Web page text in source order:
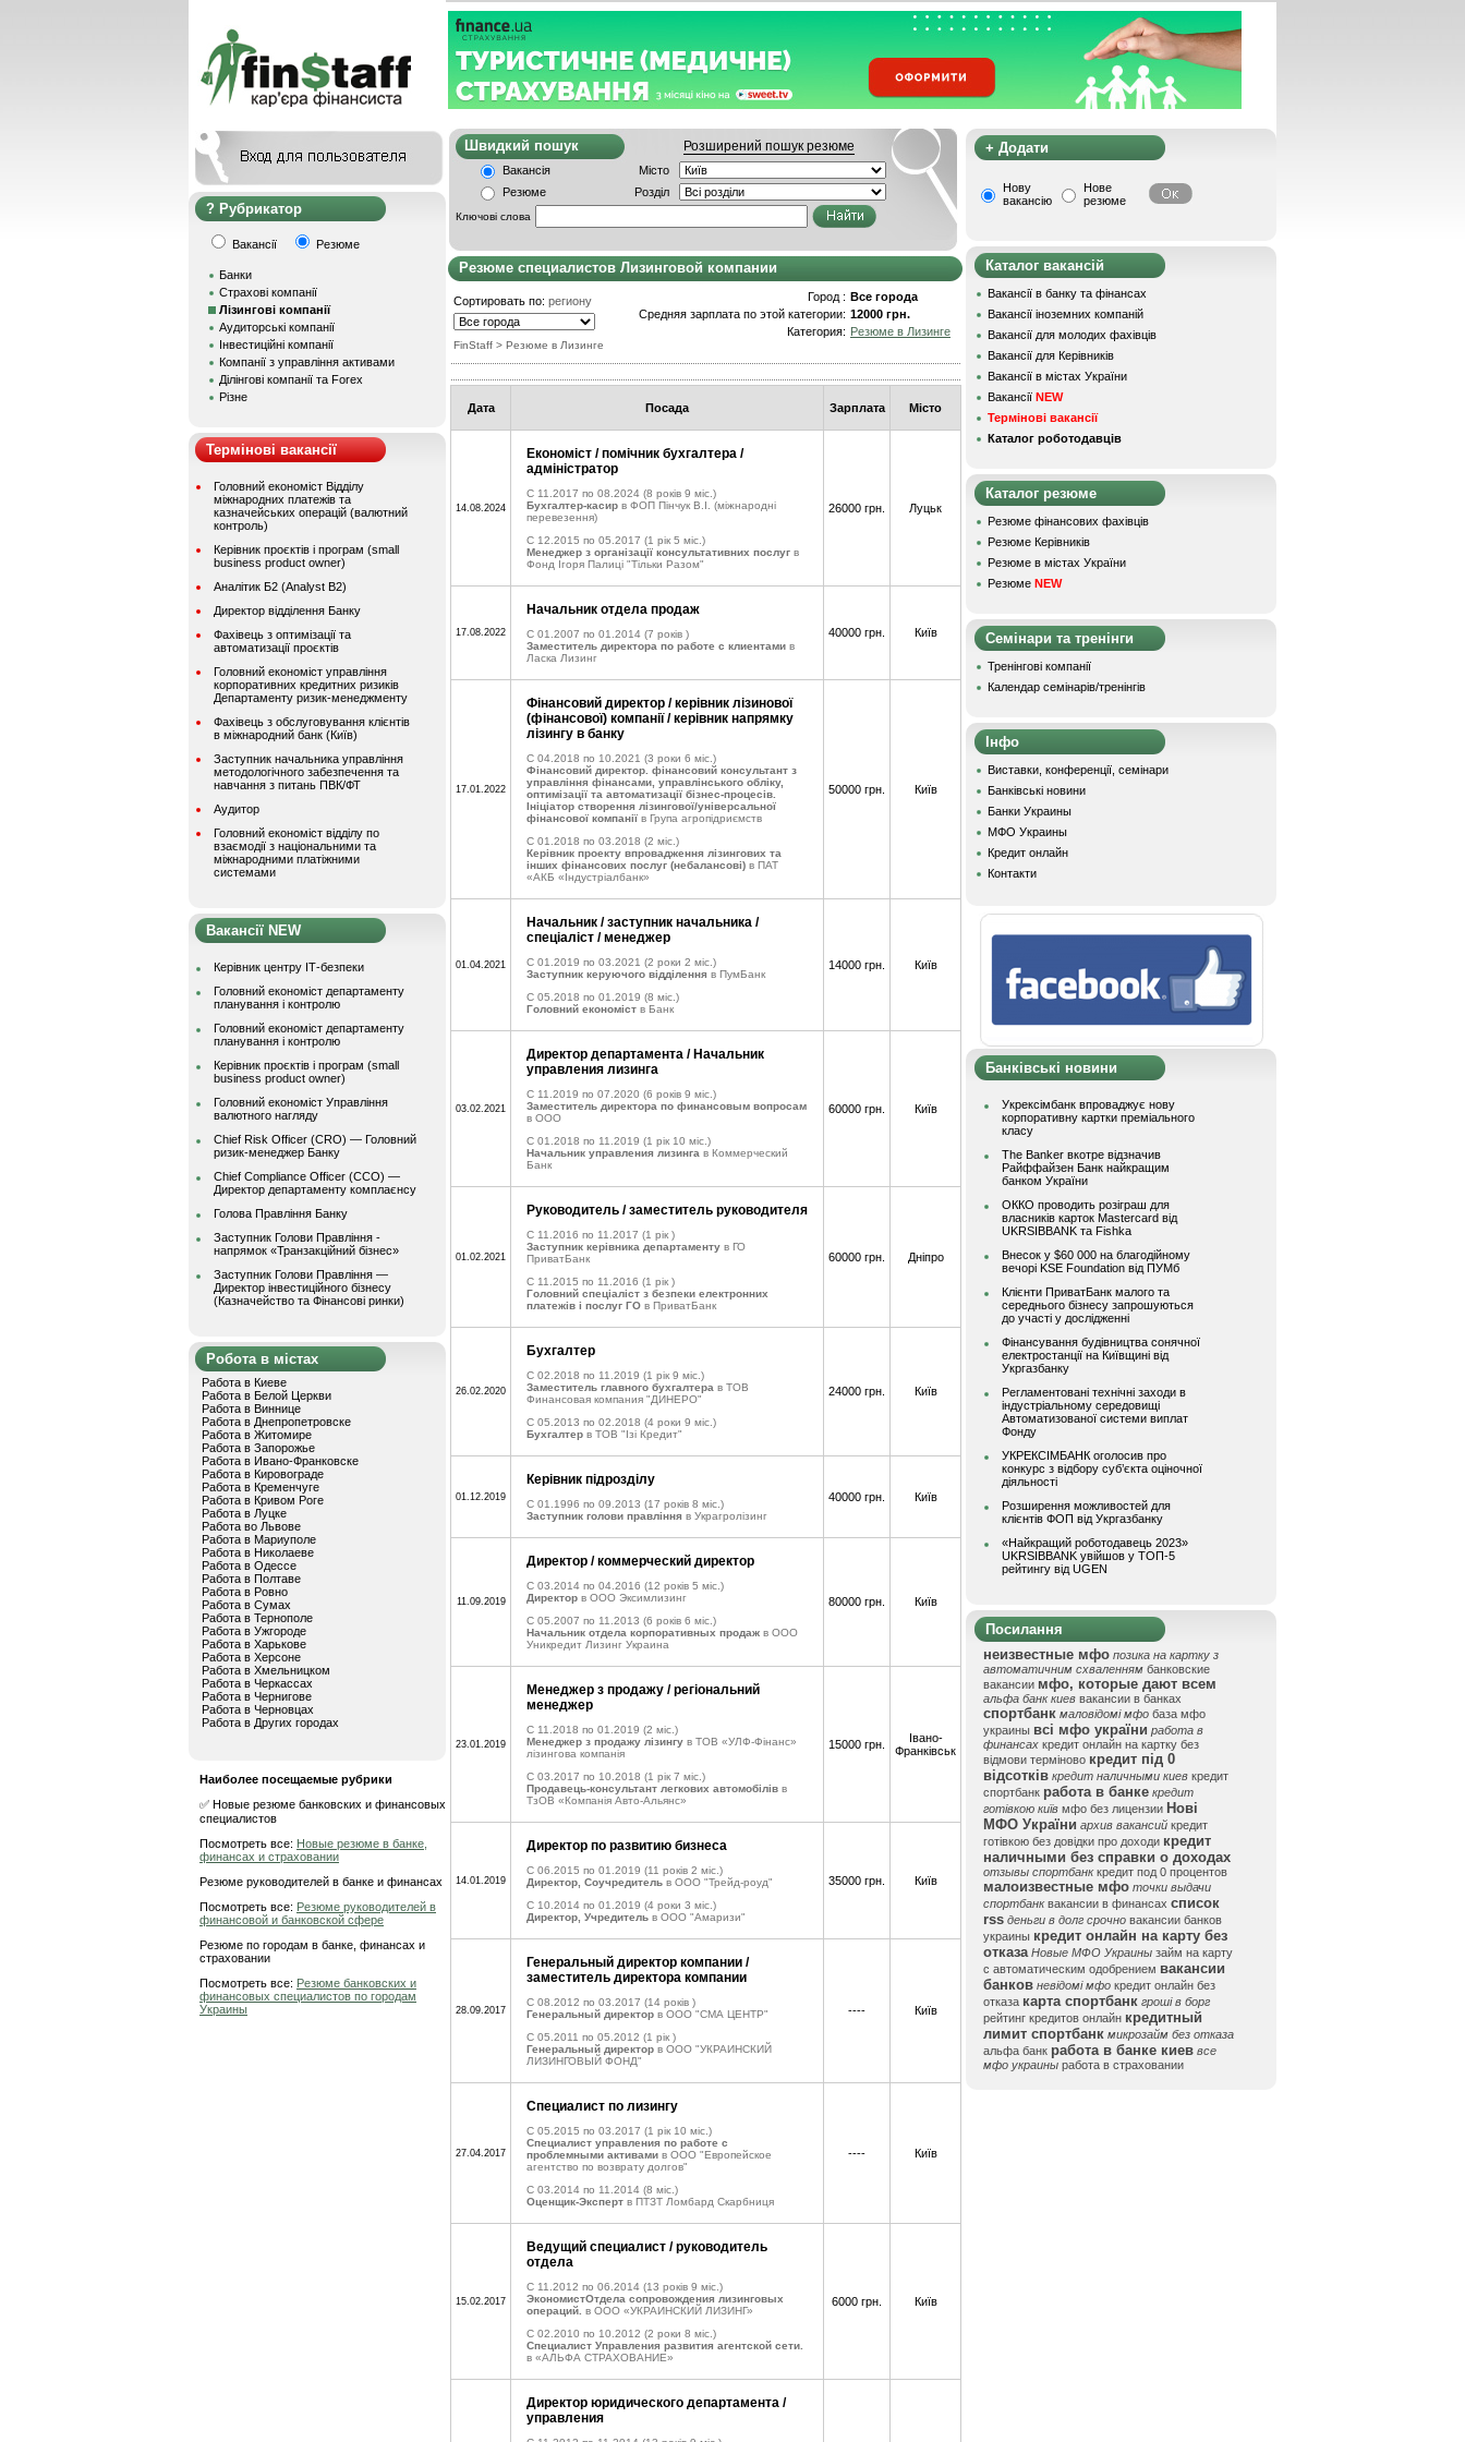
Рубрикатор
Вакансії Резюме
Банки
Страхові компанії
Лізингові компанії
Аудиторські компанії
Інвестиційні компанії
Компанії з управління активами
Ділінгові компанії та Forex
Різне
Термінові вакансії
Головний економіст Відділу
міжнародних платежів та
казначейських операцій (валютний
контроль)
Керівник проєктів і програм (small
business product owner)
Аналітик Б2 (Analyst B2)
Директор відділення Банку
Фахівець з оптимізації та
автоматизації проєктів
Головний економіст управління
корпоративних кредитних ризиків
Департаменту ризик-менеджменту
Фахівець з обслуговування клієнтів
в міжнародний банк (Київ)
Заступник начальника управління
методологічного забезпечення та
навчання з питань ПВК/ФТ
Аудитор
Головний економіст відділу по
взаємодії з національними та
міжнародними платіжними
системами
Вакансії NEW
Керівник центру ІТ-безпеки
Головний економіст департаменту
планування і контролю
Головний економіст департаменту
планування і контролю
Керівник проєктів і програм (small
business product owner)
Головний економіст Управління
валютного нагляду
Chief Risk Officer (CRO) — Головний
ризик-менеджер Банку
Chief Compliance Officer (CCO) —
Директор департаменту комплаєнсу
Голова Правління Банку
Заступник Голови Правління -
напрямок «Транзакційний бізнес»
Заступник Голови Правління —
Директор інвестиційного бізнесу
(Казначейство та Фінансові ринки)
Робота в містах
Работа в Киеве
Работа в Белой Церкви
Работа в Виннице
Работа в Днепропетровске
Работа в Житомире
Работа в Запорожье
Работа в Ивано-Франковске
Работа в Кировограде
Работа в Кременчуге
Работа в Кривом Роге
Работа в Луцке
Работа во Львове
Работа в Мариуполе
Работа в Николаеве
Работа в Одессе
Работа в Полтаве
Работа в Ровно
Работа в Сумах
Работа в Тернополе
Работа в Ужгороде
Работа в Харькове
Работа в Херсоне
Работа в Хмельницком
Работа в Черкассах
Работа в Чернигове
Работа в Черновцах
Работа в Других городах
Наиболее посещаемые рубрики
✅ Новые резюме банковских и финансовых
специалистов
Посмотреть все: Новые резюме в банке,
финансах и страховании
Резюме руководителей в банке и финансах
Посмотреть все: Резюме руководителей в
финансовой и банковской сфере
Резюме по городам в банке, финансах и
страховании
Посмотреть все: Резюме банковских и
финансовых специалистов по городам
Украины
Швидкий пошук Розширений пошук резюме
Вакансія
Місто
Резюме
Розділ
Ключові слова
Резюме специалистов Лизинговой компании
Сортировать по: региону
FinStaff > Резюме в Лизинге
Город : Все города
Средняя зарплата по этой категории: 12000 грн.
Категория: Резюме в Лизинге
Дата Посада Зарплата Місто
14.08.2024
Економіст / помічник бухгалтера /
адміністратор
C 11.2017 по 08.2024 (8 років 9 міс.)
Бухгалтер-касир в ФОП Пінчук В.І. (міжнародні
перевезення)
C 12.2015 по 05.2017 (1 рік 5 міс.)
Менеджер з організації консультативних послуг в
Фонд Ігоря Палиці "Тільки Разом"
26000 грн. Луцьк
17.08.2022
Начальник отдела продаж
C 01.2007 по 01.2014 (7 років )
Заместитель директора по работе с клиентами в
Ласка Лизинг
40000 грн. Київ
17.01.2022
Фінансовий директор / керівник лізинової
(фінансової) компанії / керівник напрямку
лізингу в банку
C 04.2018 по 10.2021 (3 роки 6 міс.)
Фінансовий директор. фінансовий консультант з
управління фінансами, управлінського обліку,
оптимізації та автоматизації бізнес-процесів.
Ініціатор створення лізингової/універсальної
фінансової компанії в Група агропідриємств
C 01.2018 по 03.2018 (2 міс.)
Керівник проекту впровадження лізингових та
інших фінансових послуг (небалансові) в ПАТ
«АКБ «Індустріалбанк»
50000 грн. Київ
01.04.2021
Начальник / заступник начальника /
спеціаліст / менеджер
C 01.2019 по 03.2021 (2 роки 2 міс.)
Заступник керуючого відділення в ПумБанк
C 05.2018 по 01.2019 (8 міс.)
Головний економіст в Банк
14000 грн. Київ
03.02.2021
Директор департамента / Начальник
управления лизинга
C 11.2019 по 07.2020 (6 років 9 міс.)
Заместитель директора по финансовым вопросам
в ООО
C 01.2018 по 11.2019 (1 рік 10 міс.)
Начальник управления лизинга в Коммерческий
Банк
60000 грн. Київ
01.02.2021
Руководитель / заместитель руководителя
C 11.2016 по 11.2017 (1 рік )
Заступник керівника департаменту в ГО
ПриватБанк
C 11.2015 по 11.2016 (1 рік )
Головний спецiалiст з безпеки електронних
платежiв i послуг ГО в ПриватБанк
60000 грн. Дніпро
26.02.2020
Бухгалтер
C 02.2018 по 11.2019 (1 рік 9 міс.)
Заместитель главного бухгалтера в ТОВ
Финансовая компания "ДИНЕРО"
C 05.2013 по 02.2018 (4 роки 9 міс.)
Бухгалтер в ТОВ "Ізі Кредит"
24000 грн. Київ
01.12.2019
Керівник підрозділу
C 01.1996 по 09.2013 (17 років 8 міс.)
Заступник голови правління в Украгролізинг
40000 грн. Київ
11.09.2019
Директор / коммерческий директор
C 03.2014 по 04.2016 (12 років 5 міс.)
Директор в ООО Эксимлизинг
C 05.2007 по 11.2013 (6 років 6 міс.)
Начальник отдела корпоративных продаж в ООО
Уникредит Лизинг Украина
80000 грн. Київ
23.01.2019
Менеджер з продажу / регіональний
менеджер
C 11.2018 по 01.2019 (2 міс.)
Менеджер з продажу лізингу в ТОВ «УЛФ-Фінанс»
лізингова компанія
C 03.2017 по 10.2018 (1 рік 7 міс.)
Продавець-консультант легкових автомобілів в
ТзОВ «Компанія Авто-Альянс»
15000 грн.
Івано-
Франківськ
14.01.2019
Директор по развитию бизнеса
C 06.2015 по 01.2019 (11 років 2 міс.)
Директор, Соучредитель в ООО "Трейд-роуд"
C 10.2014 по 01.2019 (4 роки 3 міс.)
Директор, Учредитель в ООО "Амаризи"
35000 грн. Київ
28.09.2017
Генеральный директор компании /
заместитель директора компании
C 08.2012 по 03.2017 (14 років )
Генеральный директор в ООО "СМА ЦЕНТР"
C 05.2011 по 05.2012 (1 рік )
Генеральный директор в ООО "УКРАИНСКИЙ
ЛИЗИНГОВЫЙ ФОНД"
---- Київ
27.04.2017
Специалист по лизингу
C 05.2015 по 03.2017 (1 рік 10 міс.)
Специалист управления по работе с
проблемными активами в ООО "Европейское
агентство по возврату долгов"
C 03.2014 по 11.2014 (8 міс.)
Оценщик-Эксперт в ПТЗТ Ломбард Скарбниця
---- Київ
15.02.2017
Ведущий специалист / руководитель
отдела
C 11.2012 по 06.2014 (13 років 9 міс.)
ЭкономистОтдела сопровождения лизинговых
операций. в ООО «УКРАИНСКИЙ ЛИЗИНГ»
C 02.2010 по 10.2012 (2 роки 8 міс.)
Специалист Управления развития агентской сети.
в «АЛЬФА СТРАХОВАНИЕ»
6000 грн. Київ
Директор юридического департамента /
управления
+ Додати
Нову
вакансію
Нове
резюме
Каталог вакансій
Вакансії в банку та фінансах
Вакансії іноземних компаній
Вакансії для молодих фахівців
Вакансії для Керівників
Вакансії в містах України
Вакансії NEW
Термінові вакансії
Каталог роботодавців
Каталог резюме
Резюме фінансових фахівців
Резюме Керівників
Резюме в містах України
Резюме NEW
Семінари та тренінги
Тренінгові компанії
Календар семінарів/тренінгів
Інфо
Виставки, конференції, семінари
Банківські новини
Банки Украины
МФО Украины
Кредит онлайн
Контакти
Банківські новини
Укрексімбанк впроваджує нову
корпоративну картки преміального
класу
The Banker вкотре відзначив
Райффайзен Банк найкращим
банком України
ОККО проводить розіграш для
власників карток Mastercard від
UKRSIBBANK та Fishka
Внесок у $60 000 на благодійному
вечорі KSE Foundation від ПУМб
Клієнти ПриватБанк малого та
середнього бізнесу запрошуються
до участі у дослідженні
Фінансування будівництва сонячної
електростанції на Київщині від
Укргазбанку
Регламентовані технічні заходи в
індустріальному середовищі
Автоматизованої системи виплат
Фонду
УКРЕКСІМБАНК оголосив про
конкурс з відбору суб’єкта оціночної
діяльності
Розширення можливостей для
клієнтів ФОП від Укргазбанку
«Найкращий роботодавець 2023»
UKRSIBBANK увійшов у ТОП-5
рейтингу від UGEN
Посилання
неизвестные мфо позика на картку з
автоматичним схваленням банковские
вакансии мфо, которые дают всем
альфа банк киев вакансии в банках
спортбанк маловідомі мфо база мфо
украины всі мфо україни работа в
финансах кредит онлайн на картку без
відмови терміново кредит під 0
відсотків кредит наличными киев кредит
спортбанк работа в банке кредит
готівкою київ мфо без лицензии Нові
МФО України архив вакансий кредит
готівкою без довідки про доходи кредит
наличными без справки о доходах
отзывы спортбанк кредит под 0 процентов
малоизвестные мфо точки выдачи
спортбанк вакансии в финансах список
rss деньги в долг срочно вакансии банков
украины кредит онлайн на карту без
отказа Новые МФО Украины займ на карту
с автоматическим одобрением вакансии
банков невідомі мфо кредит онлайн без
отказа карта спортбанк гроші в борг
рейтинг кредитов онлайн кредитный
лимит спортбанк микрозайм без отказа
альфа банк работа в банке киев все
мфо украины работа в страховании